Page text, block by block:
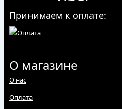
Принимаем к оплате:
О магазине
О нас
Оплата